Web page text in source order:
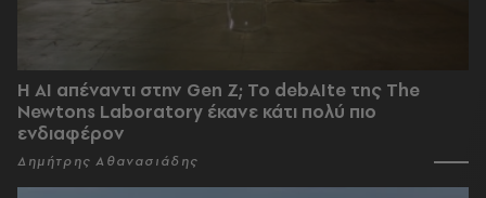
Η AI απέναντι στην Gen Z; Το debAIte της The
Newtons Laboratory έκανε κάτι πολύ πιο
ενδιαφέρον
Δημήτρης Αθανασιάδης